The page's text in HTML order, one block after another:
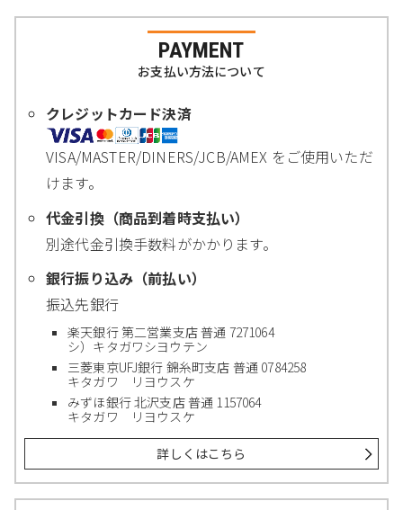
PAYMENT
お支払い方法について
クレジットカード決済
VISA/MASTER/DINERS/JCB/AMEX をご使用いただ
けます。
代金引換（商品到着時支払い）
別途代金引換手数料がかかります。
銀行振り込み（前払い）
振込先銀行
楽天銀行 第二営業支店 普通 7271064
シ）キタガワシヨウテン
三菱東京UFJ銀行 錦糸町支店 普通 0784258
キタガワ リヨウスケ
みずほ銀行 北沢支店 普通 1157064
キタガワ リヨウスケ
詳しくはこちら